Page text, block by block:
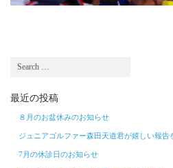
最近の投稿
８月のお盆休みのお知らせ
ジュニアゴルファー森田天道君が嬉しい報告
7月の休診日のお知らせ